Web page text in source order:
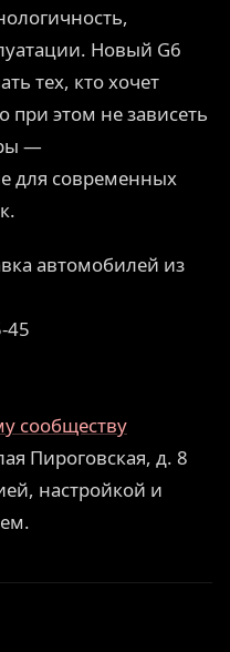
Новый G6
тех, кто хочет
при этом не зависеть
—
для современных
автомобилей из
45
сообществу
Пироговская, д. 8
настройкой и